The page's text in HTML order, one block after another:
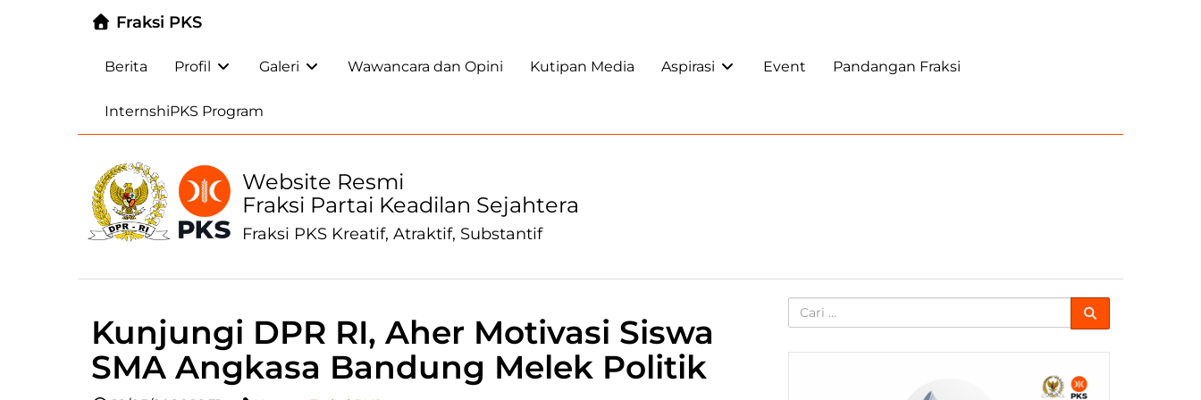
Fraksi PKS
Berita Profil Galeri Wawancara dan Opini Kutipan Media Aspirasi Event Pandangan Fraksi
InternshiPKS Program
Website Resmi
Fraksi Partai Keadilan Sejahtera
Fraksi PKS Kreatif, Atraktif, Substantif
Kunjungi DPR RI, Aher Motivasi Siswa
SMA Angkasa Bandung Melek Politik